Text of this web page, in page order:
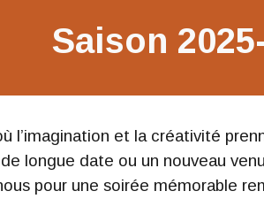
Saison
l’imagination et la créativité
longue date ou un nouveau
pour une soirée mémorable